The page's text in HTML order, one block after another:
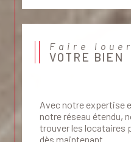
Faire louer
VOTRE BIEN
Avec notre expertise
notre réseau étendu,
trouver les locataires
dès maintenant.